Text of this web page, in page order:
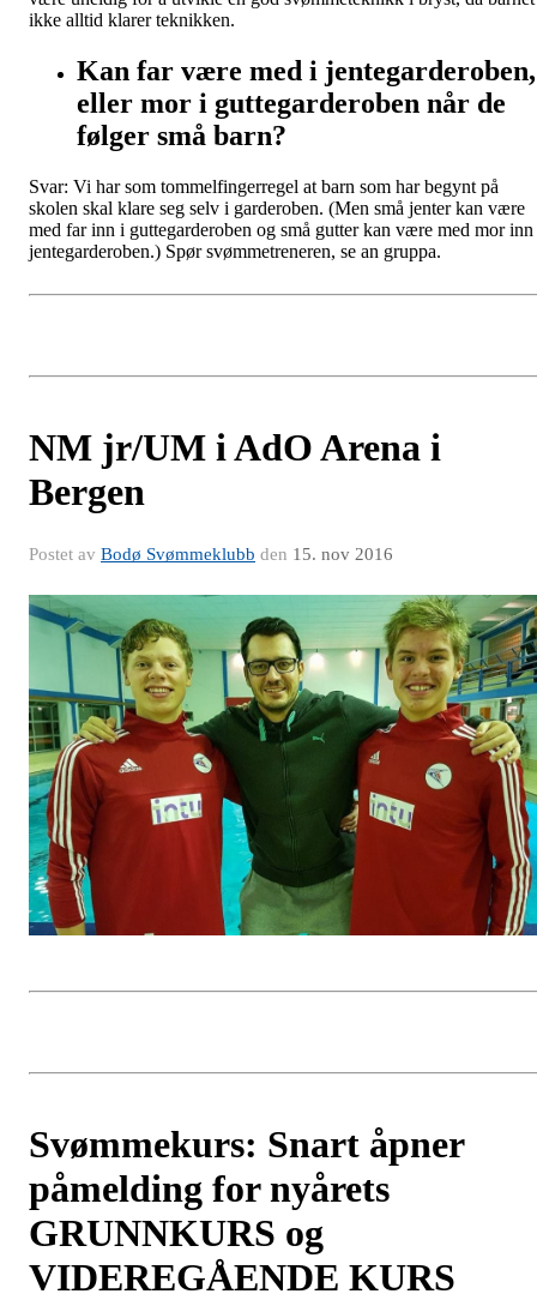
ikke alltid klarer teknikken.
Kan far være med i jentegarderoben,
eller mor i guttegarderoben når de
følger små barn?
Svar: Vi har som tommelfingerregel at barn som har begynt på
skolen skal klare seg selv i garderoben. (Men små jenter kan være
med far inn i guttegarderoben og små gutter kan være med mor
jentegarderoben.) Spør svømmetreneren, se an gruppa.
NM jr/UM i AdO Arena i
Bergen
Postet av Bodø Svømmeklubb den 15. nov 2016
Svømmekurs: Snart åpner
påmelding for nyårets
GRUNNKURS og
VIDEREGÅENDE KURS